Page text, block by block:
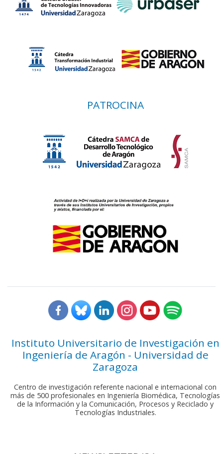
PATROCINA
Instituto Universitario de Investigación en
Ingeniería de Aragón - Universidad de
Zaragoza
Centro de investigación referente nacional e internacional con
más de 500 profesionales en Ingeniería Biomédica, Tecnologías
de la Información y la Comunicación, Procesos y Reciclado y
Tecnologías Industriales.